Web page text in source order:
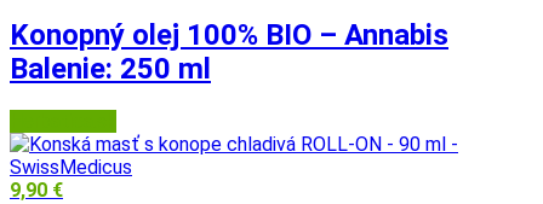
Konopný olej 100% BIO – Annabis
Balenie: 250 ml
9,90 €